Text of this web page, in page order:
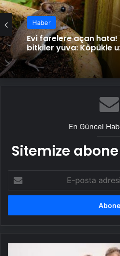
Haber
Evi farelere açan
bitkiler yuva: Köpükle
En Güncel
Sitemize
posta
adresinizi